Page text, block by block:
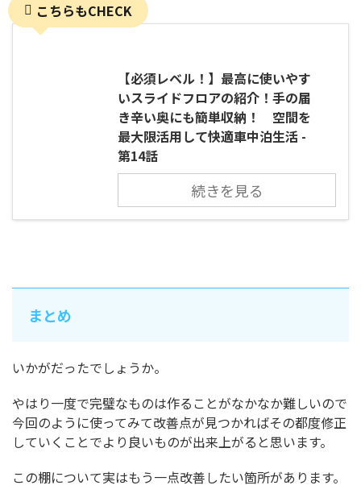
こちらもCHECK
【必須レベル！】最高に使いやす
いスライドフロアの紹介！手の届
き辛い奥にも簡単収納！ 空間を
最大限活用して快適車中泊生活 -
第14話
続きを見る
まとめ
いかがだったでしょうか。
やはり一度で完璧なものは作ることがなかなか難しいので
今回のように使ってみて改善点が見つかればその都度修正
していくことでより良いものが出来上がると思います。
この棚について実はもう一点改善したい箇所があります。